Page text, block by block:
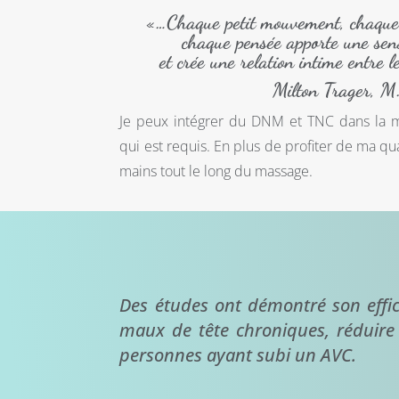
«…Chaque petit mouvement,
chaque pensée apporte une
et crée une relation intime entre
Milton Trager,
Je peux intégrer du DNM et TNC dans la
qui est requis. En plus de profiter de ma
mains tout le long du massage.
Des études ont démontré son
maux de tête chroniques,
personnes ayant subi un AVC.